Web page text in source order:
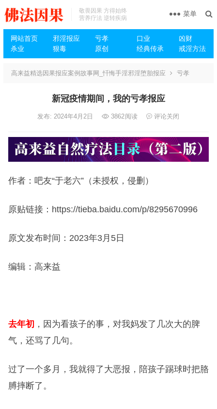
敬畏因果 方得始终
营养疗法 逆转疾病
网站首页 邪淫报应 亏孝 口业
凶财
杀业
狠毒 原创 经典传承 戒淫方法
菜单
高来益精选因果报应案例故事网_忏悔手淫邪淫堕胎报应 亏孝
新冠疫情期间，我的亏孝报应
发布: 2024年4月2日 3862阅读 评论关闭
作者：吧友“于老六”（未授权，侵删）
原贴链接：https://tieba.baidu.com/p/8295670996
原文发布时间：2023年3月5日
编辑：高来益
去年初 ，因为看孩子的事，对我妈发了几次大的脾
气，还骂了几句。
过了一个多月，我就得了大恶报，陪孩子踢球时把胳
膊摔断了。